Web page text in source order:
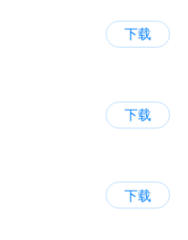
下载
下载
下载